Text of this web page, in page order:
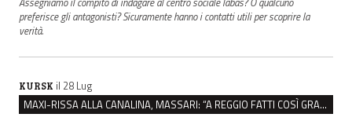
preferisce gli antagonisti? Sicuramente hanno i contatti utili per scoprire la
verità.
KURSK il 28 Lug
MAXI-RISSA ALLA CANALINA, MASSARI: “A REGGIO FATTI COSÌ GRAVI NON DEVONO TROVARE SPAZIO”